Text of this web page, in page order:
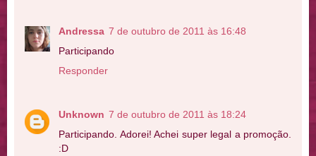
Andressa 7 de outubro de 2011 às 16:48
Participando
Responder
Unknown 7 de outubro de 2011 às 18:24
Participando. Adorei! Achei super legal a promoção.
:D